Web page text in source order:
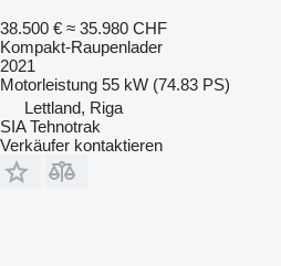
38.500 € ≈ 35.980 CHF
Kompakt-Raupenlader
2021
Motorleistung 55 kW (74.83 PS)
Lettland, Riga
SIA Tehnotrak
Verkäufer kontaktieren